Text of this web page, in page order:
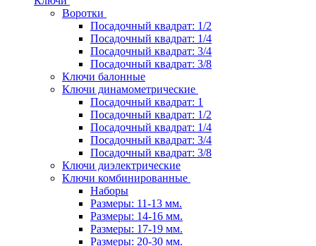
Воротки
Посадочный квадрат: 1/2
Посадочный квадрат: 1/4
Посадочный квадрат: 3/4
Посадочный квадрат: 3/8
Ключи балонные
Ключи динамометрические
Посадочный квадрат: 1
Посадочный квадрат: 1/2
Посадочный квадрат: 1/4
Посадочный квадрат: 3/4
Посадочный квадрат: 3/8
Ключи диэлектрические
Ключи комбинированные
Наборы
Размеры: 11-13 мм.
Размеры: 14-16 мм.
Размеры: 17-19 мм.
Размеры: 20-30 мм.